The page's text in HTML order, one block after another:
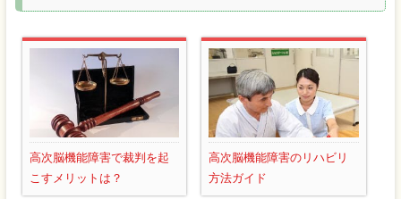
高次脳機能障害で裁判を起
こすメリットは？
高次脳機能障害のリハビリ
方法ガイド